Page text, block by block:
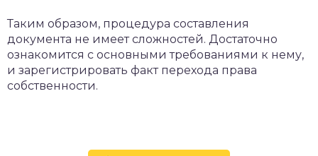
Таким образом, процедура составления
документа не имеет сложностей. Достаточно
ознакомится с основными требованиями к нему,
и зарегистрировать факт перехода права
собственности.